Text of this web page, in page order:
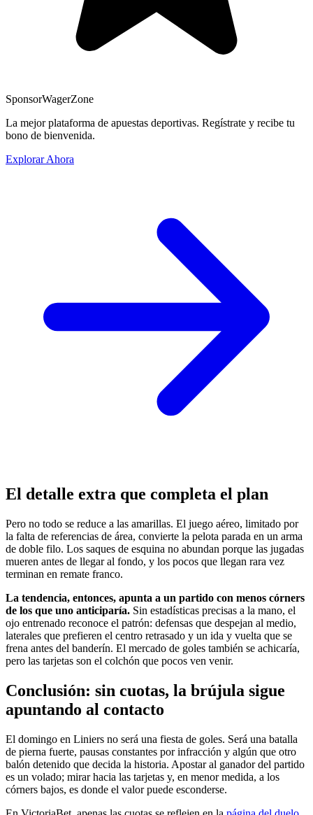
SponsorWagerZone
La mejor plataforma de apuestas deportivas. Regístrate y recibe tu
bono de bienvenida.
Explorar Ahora
El detalle extra que completa el plan
Pero no todo se reduce a las amarillas. El juego aéreo, limitado por
la falta de referencias de área, convierte la pelota parada en un arma
de doble filo. Los saques de esquina no abundan porque las jugadas
mueren antes de llegar al fondo, y los pocos que llegan rara vez
terminan en remate franco.
La tendencia, entonces, apunta a un partido con menos córners
de los que uno anticiparía. Sin estadísticas precisas a la mano, el
ojo entrenado reconoce el patrón: defensas que despejan al medio,
laterales que prefieren el centro retrasado y un ida y vuelta que se
frena antes del banderín. El mercado de goles también se achicaría,
pero las tarjetas son el colchón que pocos ven venir.
Conclusión: sin cuotas, la brújula sigue
apuntando al contacto
El domingo en Liniers no será una fiesta de goles. Será una batalla
de pierna fuerte, pausas constantes por infracción y algún que otro
balón detenido que decida la historia. Apostar al ganador del partido
es un volado; mirar hacia las tarjetas y, en menor medida, a los
córners bajos, es donde el valor puede esconderse.